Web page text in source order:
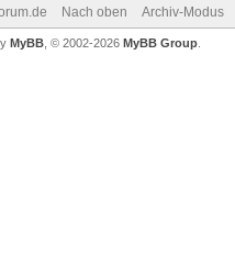
Nach oben Archiv-Modus
MyBB , © 2002-2026 MyBB Group